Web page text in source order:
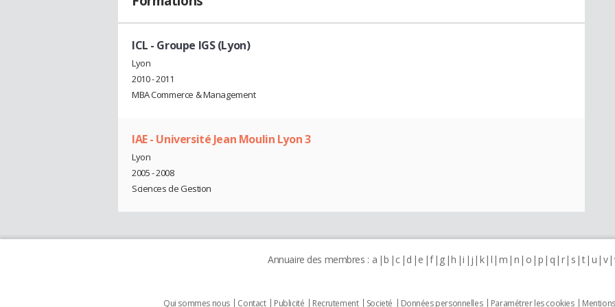
ICL - Groupe IGS (Lyon)
Lyon
2010 - 2011
MBA Commerce & Management
IAE - Université Jean Moulin Lyon 3
Lyon
2005 - 2008
Sciences de Gestion
Annuaire des membres : a b c d e f g h i j k l m n o p q r s t u v
Qui sommes nous Contact Publicité Recrutement Societé Données personnelles Paramétrer les cookies